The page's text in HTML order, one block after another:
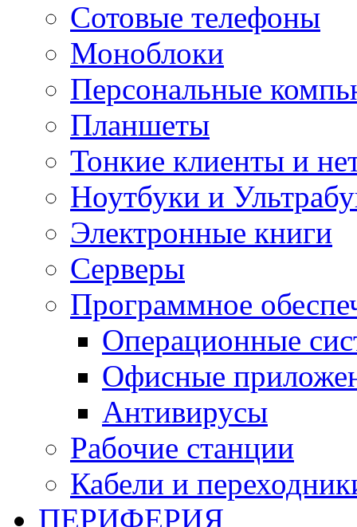
Сотовые телефоны
Моноблоки
Персональные
Планшеты
Тонкие клиенты и
Ноутбуки и
Электронные книги
Серверы
Программное
Операционные
Офисные
Антивирусы
Рабочие станции
Кабели и
ПЕРИФЕРИЯ